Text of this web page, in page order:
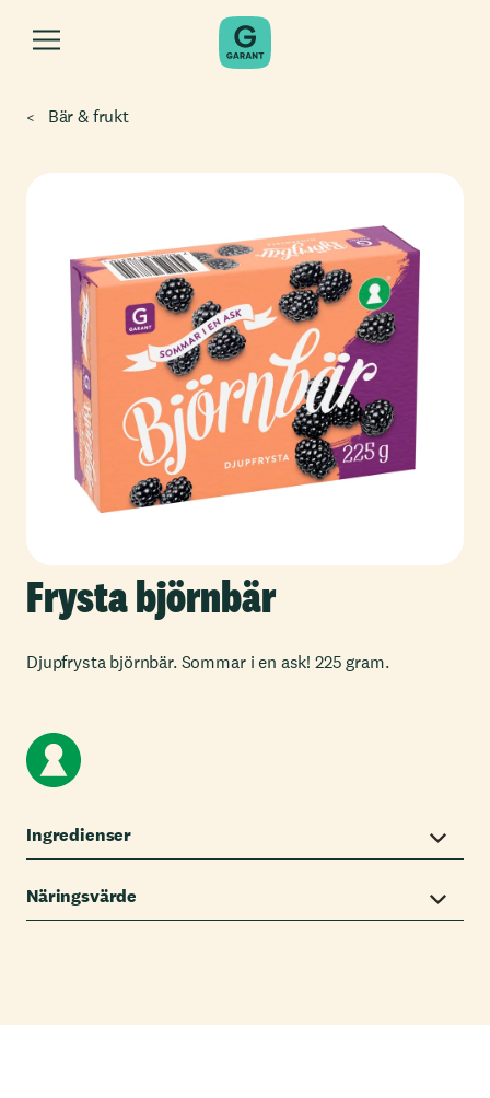
Bär & frukt
Frysta björnbär
Djupfrysta björnbär. Sommar i en ask! 225 gram.
Ingredienser
Näringsvärde